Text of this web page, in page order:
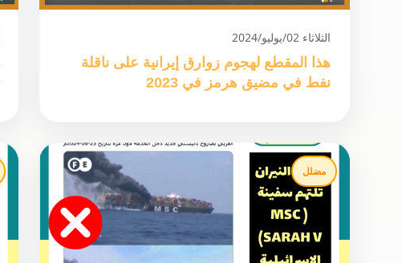
الثلاثاء 02/يوليو/2024
هذا المقطع لهجوم زوارق إيرانية على ناقلة
نفط في مضيق هرمز في 2023
مضلل